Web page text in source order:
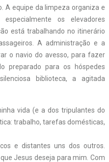
A equipe da limpeza organiza e
os elevadores
está trabalhando no itinerário
A administração e a
o navio do avesso, para fazer
preparado para os hóspedes
biblioteca, a agitada
vida (e a dos tripulantes do
trabalho, tarefas domésticas,
e distantes uns dos outros.
Jesus deseja para mim. Com